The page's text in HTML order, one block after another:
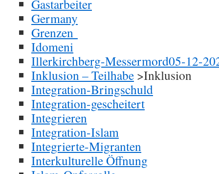
Gastarbeiter
Germany
Grenzen
Idomeni
Illerkirchberg-Messermord05-12-
Inklusion – Teilhabe >Inklusion
Integration-Bringschuld
Integration-gescheitert
Integrieren
Integration-Islam
Integrierte-Migranten
Interkulturelle Öffnung